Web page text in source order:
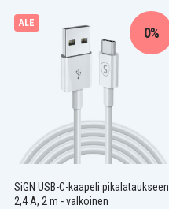
ALE
SiGN USB-C-kaapeli pikalataukseen
2,4 A, 2 m - valkoinen
0%